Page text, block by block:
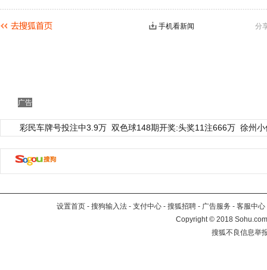
分
手机看新闻
广告
彩民车牌号投注中3.9万 双色球148期开奖:头奖11注666万 徐州
设置首页 - 搜狗输入法 - 支付中心 - 搜狐招聘 - 广告服务 - 客服中心
Copyright©2018
搜狐不良信息举